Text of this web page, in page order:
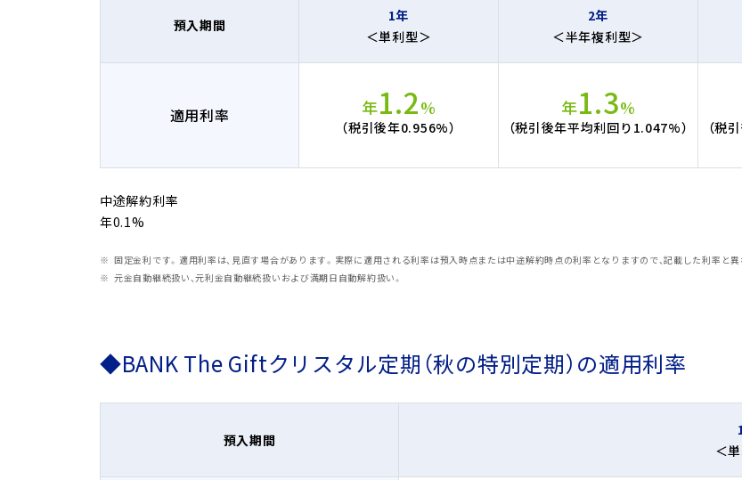
預入期間
1年
＜単利型＞
2年
＜半年複利型＞
適用利率 年1.2%
（税引後年0.956%）
年1.3%
（税引後年平均利回り1.047%） （税
中途解約利率
年0.1%
固定金利です。適用利率は、見直す場合があります。実際に適用される利率は預入時点または中途解約時点の利率となりますので、記載した利率と異
元金自動継続扱い、元利金自動継続扱いおよび満期日自動解約扱い。
◆BANK The Giftクリスタル定期（秋の特別定期）の適用利率
預入期間
＜